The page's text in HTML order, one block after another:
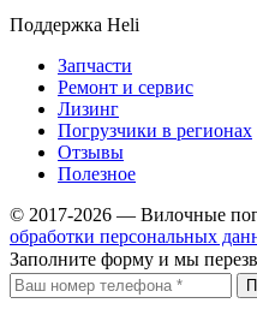
Поддержка Heli
Запчасти
Ремонт и сервис
Лизинг
Погрузчики в регионах
Отзывы
Полезное
© 2017-2026 — Вилочные
обработки персональных
Заполните форму и мы